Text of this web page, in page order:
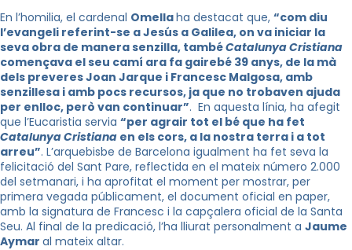
En l’homilia, el cardenal Omellaha destacat que, “com diu
l’evangeli referint-se a Jesús a Galilea, on va iniciar la
seva obra de manera senzilla, tambéCatalunya Cristiana
començava el seu camí ara fa gairebé 39 anys, de la mà
dels preveres Joan Jarque i Francesc Malgosa, amb
senzillesa i amb pocs recursos, ja que no trobaven ajuda
per enlloc, però van continuar”. En aquesta línia, ha afegit
que l’Eucaristia servia “per agrair tot el bé que ha fet
Catalunya Cristiana en els cors, a la nostra terra i a tot
arreu”. L’arquebisbe de Barcelona igualment ha fet seva la
felicitació del Sant Pare, reflectida en el mateix número 2.000
del setmanari, i ha aprofitat el moment per mostrar, per
primera vegada públicament, el document oficial en paper,
amb la signatura de Francesc i la capçalera oficial de la Santa
Seu. Al final de la predicació, l’ha lliurat personalment a Jaume
Aymar al mateix altar.